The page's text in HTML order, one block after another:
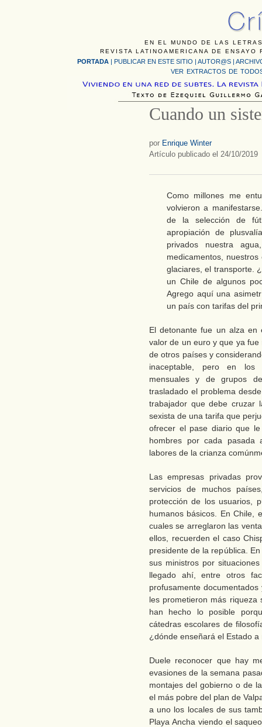
EN EL MUNDO DE LAS
REVISTA LATINOAMERICANA DE
PORTADA | PUBLICAR EN ESTE SITIO | AUTOR@S |
VER EXTRACTOS DE
Cuando un
por Enrique Winter
Artículo publicado el 24/10/2019
Como millones me
volvieron a
de la selección de
apropiación de
privados nuestra
medicamentos,
glaciares, el transporte.
un Chile de algunos
Agrego aquí una
un país con tarifas del
El detonante fue un alza
valor de un euro y que ya
de otros países y
inaceptable, pero en los
mensuales y de grupos
trasladado el problema
trabajador que debe cruzar
sexista de una tarifa que
ofrecer el pase diario que
hombres por cada pasada
labores de la crianza
Las empresas privadas
servicios de muchos
protección de los usuarios,
humanos básicos. En Chile,
cuales se arreglaron las
ellos, recuerden el caso
presidente de la república.
sus ministros por
llegado ahí, entre otros
profusamente
les prometieron más riqueza
han hecho lo posible
cátedras escolares de
¿dónde enseñará el Estado
Duele reconocer que hay
evasiones de la semana
montajes del gobierno o de
el más pobre del plan de
a uno los locales de sus
Playa Ancha viendo el